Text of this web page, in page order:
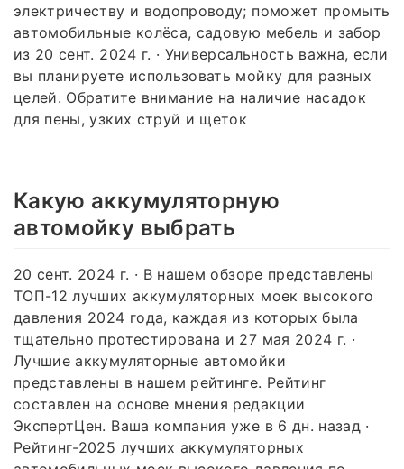
электричеству и водопроводу; поможет промыть
автомобильные колёса, садовую мебель и забор
из 20 сент. 2024 г. · Универсальность важна, если
вы планируете использовать мойку для разных
целей. Обратите внимание на наличие насадок
для пены, узких струй и щеток
Какую аккумуляторную
автомойку выбрать
20 сент. 2024 г. · В нашем обзоре представлены
ТОП-12 лучших аккумуляторных моек высокого
давления 2024 года, каждая из которых была
тщательно протестирована и 27 мая 2024 г. ·
Лучшие аккумуляторные автомойки
представлены в нашем рейтинге. Рейтинг
составлен на основе мнения редакции
ЭкспертЦен. Ваша компания уже в 6 дн. назад ·
Рейтинг-2025 лучших аккумуляторных